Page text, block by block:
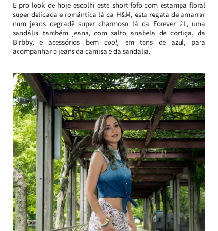
E pro look de hoje escolhi este short fofo com estampa floral
super delicada e romântica lá da H&M, esta regata de amarrar
num jeans degradê super charmoso lá da Forever 21, uma
sandália também jeans, com salto anabela de cortiça, da
Birbby, e acessórios bemcool,
em tons de azul, para
acompanhar o jeans da camisa e da sandália.